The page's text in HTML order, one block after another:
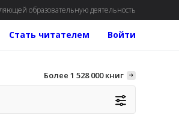
образовательную деятельность
Войти
Стать читателем
Более 1 528 000 книг